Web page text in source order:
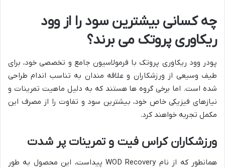
چه کسانی بیشترین سود را از وود
ریکاوری پروتک می برند؟
پودر وود ریکاوری پروتک با فرمولاسیون جامع و تخصصی خود، برای
طیف وسیعی از ورزشکاران و علاقه مندان به تناسب اندام طراحی
شده است. اما برخی گروه ها هستند که به دلیل ماهیت تمرینات و
نیازهای فیزیکی خاص خود، بیشترین سود و تفاوت را از مصرف این
مکمل تجربه خواهند کرد.
ورزشکاران کراس فیت و تمرینات پر شدت
همانطور که از نام WOD Recovery پیداست، این محصول به طور